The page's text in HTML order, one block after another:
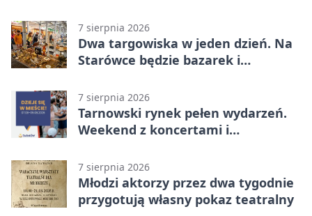
7 sierpnia 2026
Dwa targowiska w jeden dzień. Na
Starówce będzie bazarek i
7 sierpnia 2026
Tarnowski rynek pełen wydarzeń.
Weekend z koncertami i
7 sierpnia 2026
Młodzi aktorzy przez dwa tygodnie
przygotują własny pokaz teatralny